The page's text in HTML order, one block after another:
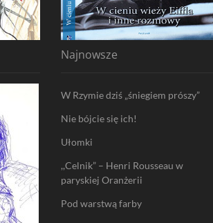
Najnowsze
W Rzymie dziś „śniegiem prószy”
Nie bójcie się ich!
Ułomki
,,Celnik” – Henri Rousseau w
paryskiej Oranżerii
Pod warstwą farby